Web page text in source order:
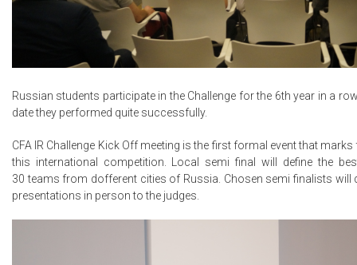
Russian students participate in the Challenge for the 6th year in a
date they performed quite successfully.
CFA IR Challenge Kick Off meeting is the first formal event that
this international competition. Local semi final will define the
30 teams from dofferent cities of Russia. Chosen semi finalists will
presentations in person to the judges.